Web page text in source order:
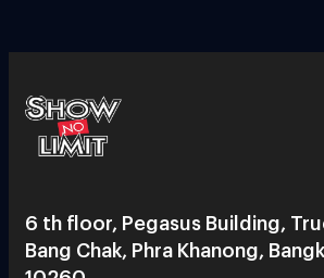
6 th floor, Pegasus Building,
Bang Chak, Phra Khanong,